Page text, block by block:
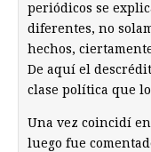
periódicos se
diferentes, no
hechos,
De aquí el
clase política que
Una vez coincidí
luego fue